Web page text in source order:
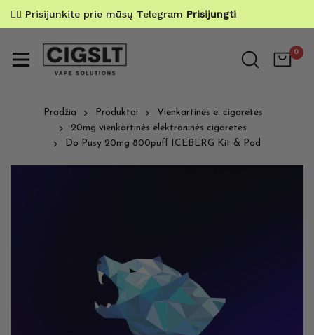
✌🏼 Prisijunkite prie mūsų Telegram Prisijungti
0
Pradžia Produktai
Vienkartinės e. cigaretės
20mg vienkartinės elektroninės cigaretės
Do Pusy 20mg 800puff ICEBERG Kit & Pod